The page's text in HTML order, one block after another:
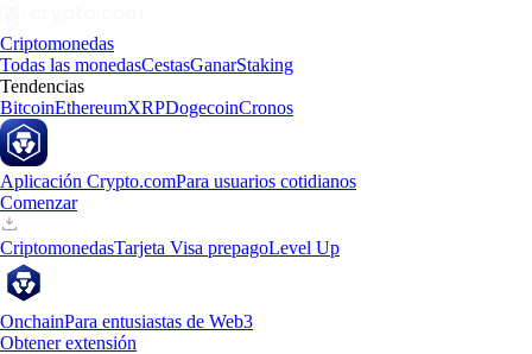
Criptomonedas
Todas las monedasCestasGanarStaking
Tendencias
BitcoinEthereumXRPDogecoinCronos
Aplicación Crypto.comPara usuarios cotidianos
Comenzar
CriptomonedasTarjeta Visa prepagoLevel Up
OnchainPara entusiastas de Web3
Obtener extensión